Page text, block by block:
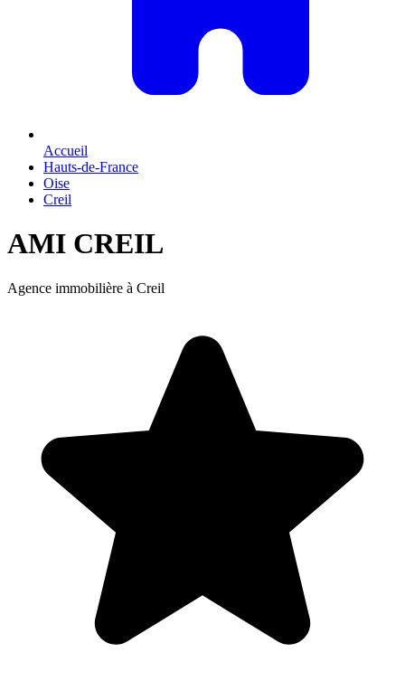
Accueil
Hauts-de-France
Oise
Creil
AMI CREIL
Agence immobilière à Creil